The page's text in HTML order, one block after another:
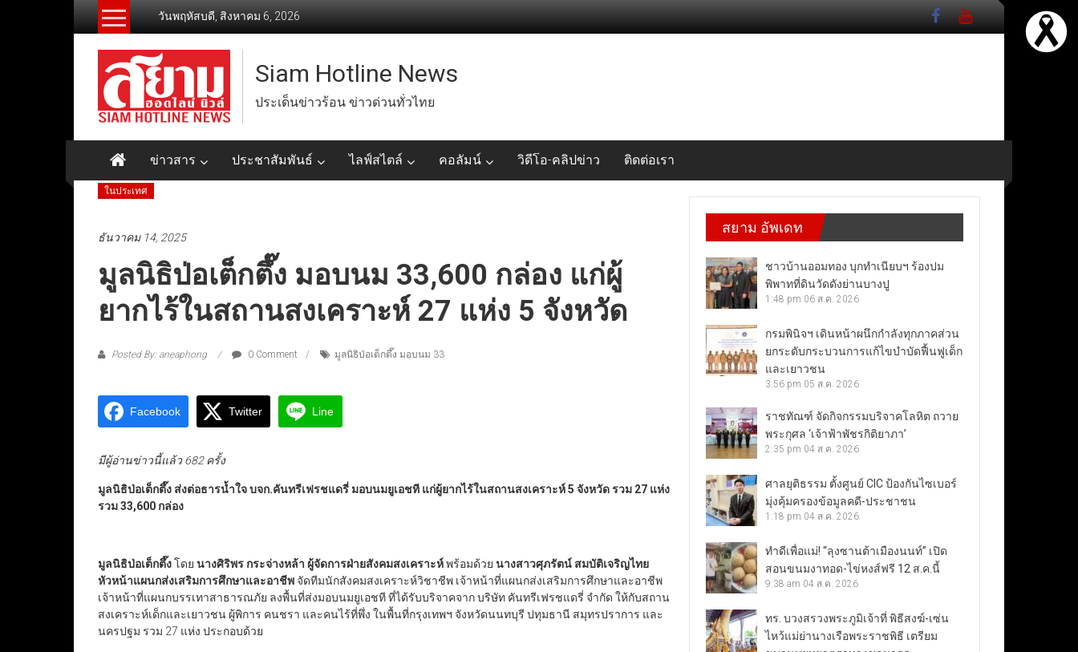
วันพฤหัสบดี, สิงหาคม 6, 2026
Siam Hotline News
ประเด็นข่าวร้อน ข่าวด่วนทั่วไทย
ข่าวสาร ประชาสัมพันธ์ ไลฟ์สไตล์ คอลัมน์ วิดีโอ-คลิปข่าว ติดต่อเรา
ในประเทศ
ธันวาคม 14, 2025
มูลนิธิป่อเต็กตึ๊ง มอบนม 33,600 กล่อง แก่ผู้
ยากไร้ในสถานสงเคราะห์ 27 แห่ง 5 จังหวัด
Posted By: aneaphong 0 Comment มูลนิธิป่อเต็กตึ๊ง มอบนม 33
Facebook Twitter Line
มีผู้อ่านข่าวนี้แล้ว 682 ครั้ง
มูลนิธิป่อเต็กตึ๊ง ส่งต่อธารน้ำใจ บจก.คันทรีเฟรชแดรี่ มอบนมยูเอชที แก่ผู้ยากไร้ในสถานสงเคราะห์5 จังหวัด รวม 27 แห่ง
รวม33,600 กล่อง
มูลนิธิป่อเต็กตึ๊งโดย นางศิริพร กระจ่างหล้า ผู้จัดการฝ่ายสังคมสงเคราะห์พร้อมด้วย นางสาวศุภรัตน์ สมบัติเจริญไทย
หัวหน้าแผนกส่งเสริมการศึกษาและอาชีพ จัดทีมนักสังคมสงเคราะห์วิชาชีพ เจ้าหน้าที่แผนกส่งเสริมการศึกษาและอาชีพ
เจ้าหน้าที่แผนกบรรเทาสาธารณภัย ลงพื้นที่ส่งมอบนมยูเอชที ที่ได้รับบริจาคจาก บริษัท คันทรีเฟรชแดรี่ จำกัด ให้กับสถาน
สงเคราะห์เด็กและเยาวชน ผู้พิการ คนชรา และคนไร้ที่พึ่ง ในพื้นที่กรุงเทพฯ จังหวัดนนทบุรี ปทุมธานี สมุทรปราการ และ
นครปฐม รวม 27 แห่ง ประกอบด้วย
สยาม อัพเดท
ชาวบ้านออมทอง บุกทำเนียบฯ ร้องปม
พิพาทที่ดินวัดดังย่านบางปู
1:48 pm 06 ส.ค. 2026
กรมพินิจฯ เดินหน้าผนึกกำลังทุกภาคส่วน
ยกระดับกระบวนการแก้ไขบำบัดฟื้นฟูเด็ก
และเยาวชน
3:56 pm 05 ส.ค. 2026
ราชทัณฑ์ จัดกิจกรรมบริจาคโลหิต ถวาย
พระกุศล ‘เจ้าฟ้าพัชรกิติยาภา’
2:35 pm 04 ส.ค. 2026
ศาลยุติธรรม ตั้งศูนย์ CIC ป้องกันไซเบอร์
มุ่งคุ้มครองข้อมูลคดี-ประชาชน
1:18 pm 04 ส.ค. 2026
ทำดีเพื่อแม่! “ลุงซานต้าเมืองนนท์” เปิด
สอนขนมงาทอด-ไข่หงส์ฟรี 12 ส.ค.นี้
9:38 am 04 ส.ค. 2026
ทร. บวงสรวงพระภูมิเจ้าที่ พิธีสงฆ์-เซ่น
ไหว้แม่ย่านางเรือพระราชพิธี เตรียม